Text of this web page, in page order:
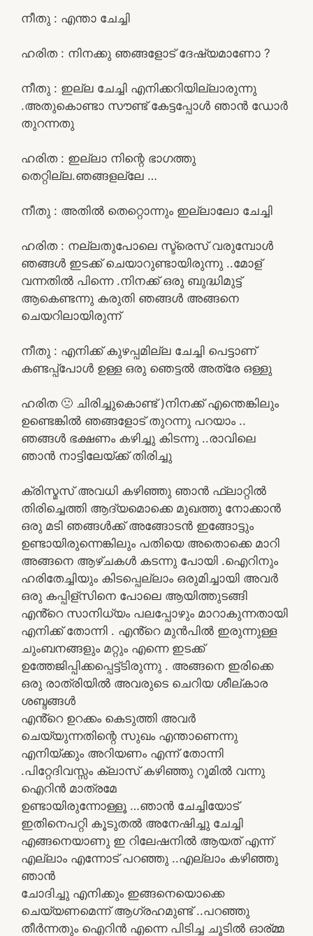
നീതു : എന്താ ചേച്ചി
ഹരിത : നിനക്കു ഞങ്ങളോട് ദേഷ്യമാണോ ?
നീതു : ഇല്ല ചേച്ചി എനിക്കറിയില്ലാരുന്നു
.അതുകൊണ്ടാ സൗണ്ട് കേട്ടപ്പോൾ ഞാൻ ഡോർ
തുറന്നതു
ഹരിത : ഇല്ലാ നിന്റെ ഭാഗത്തു
തെറ്റില്ല.ഞങ്ങളല്ലേ …
നീതു : അതിൽ തെറ്റൊന്നും ഇല്ലാലോ ചേച്ചി
ഹരിത : നല്ലതുപോലെ സ്ട്രെസ് വരുമ്പോൾ
ഞങ്ങൾ ഇടക്ക് ചെയാറുണ്ടായിരുന്നു ..മോള്
വന്നതിൽ പിന്നെ .നിനക്ക് ഒരു ബുദ്ധിമുട്ട്
ആകെണ്ടന്നു കരുതി ഞങ്ങൾ അങ്ങനെ
ചെയറിലായിരുന്ന്
നീതു : എനിക്ക് കുഴപ്പമില്ല ചേച്ചി പെട്ടാണ്
കണ്ടപ്പ്പോൾ ഉള്ള ഒരു ഞെട്ടൽ അത്രേ ഒള്ളു
ഹരിത 🙁 ചിരിച്ചുകൊണ്ട് )നിനക്ക് എന്തെങ്കിലും
ഉണ്ടെങ്കിൽ ഞങ്ങളോട് തുറന്നു പറയാം ..
ഞങ്ങൾ ഭക്ഷണം കഴിച്ചു കിടന്നു ..രാവിലെ
ഞാൻ നാട്ടിലേയ്ക്ക് തിരിച്ചു
ക്രിസ്മസ് അവധി കഴിഞ്ഞു ഞാൻ ഫ്ലാറ്റിൽ
തിരിച്ചെത്തി ആദ്യമൊക്കെ മുഖത്തു നോക്കാൻ
ഒരു മടി ഞങ്ങൾക്ക് അങ്ങോടൻ ഇങ്ങോട്ടും
ഉണ്ടായിരുന്നെങ്കിലും പതിയെ അതൊക്കെ മാറി
അങ്ങനെ ആഴ്ചകൾ കടന്നു പോയി .ഐറിനും
ഹരിതേച്ചിയും കിടപ്പെല്ലാം ഒരുമിച്ചായി അവർ
ഒരു കപ്പിള്സിനെ പോലെ ആയിത്തുടങ്ങി
എൻ്റെ സാനിധ്യം പലപ്പോഴും മാറാകുന്നതായി
എനിക്ക് തോന്നി . എൻ്റെ മുൻപിൽ ഇരുന്നുള്ള
ചുംബനങ്ങളും മറ്റും എന്നെ ഇടക്ക്
ഉത്തേജിപ്പിക്കപ്പെട്ട്ടിരുന്നു . അങ്ങനെ ഇരിക്കെ
ഒരു രാത്രിയിൽ അവരുടെ ചെറിയ ശീല്കാര
ശബ്ദങ്ങൾ
എൻ്റെ ഉറക്കം കെടുത്തി അവർ
ചെയ്യുന്നതിന്റെ സുഖം എന്താണെന്നു
എനിയ്ക്കും അറിയണം എന്ന് തോന്നി
.പിറ്റേദിവസ്സം ക്ലാസ് കഴിഞ്ഞു റൂമിൽ വന്നു
ഐറിൻ മാത്രമേ
ഉണ്ടായിരുന്നോള്ളൂ …ഞാൻ ചേച്ചിയോട്
ഇതിനെപറ്റി കൂടുതൽ അനേഷിച്ചു ചേച്ചി
എങ്ങനെയാണു ഇ റിലേഷനിൽ ആയത് എന്ന്
എല്ലാം എന്നോട് പറഞ്ഞു ..എല്ലാം കഴിഞ്ഞു
ഞാൻ
ചോദിച്ചു എനിക്കും ഇങ്ങനെയൊക്കെ
ചെയ്യണമെന്ന് ആഗ്രഹമുണ്ട് ..പറഞ്ഞു
തീർന്നതും ഐറിൻ എന്നെ പിടിച്ച ചൂടിൽ ഓര്മ്മ